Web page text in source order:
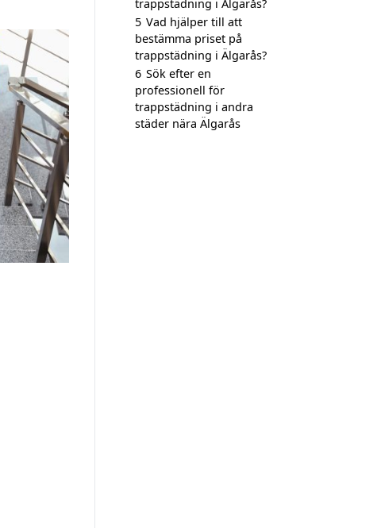
trappstädning i Älgarås?
5 Vad hjälper till att
bestämma priset på
trappstädning i Älgarås?
6 Sök efter en
professionell för
trappstädning i andra
städer nära Älgarås